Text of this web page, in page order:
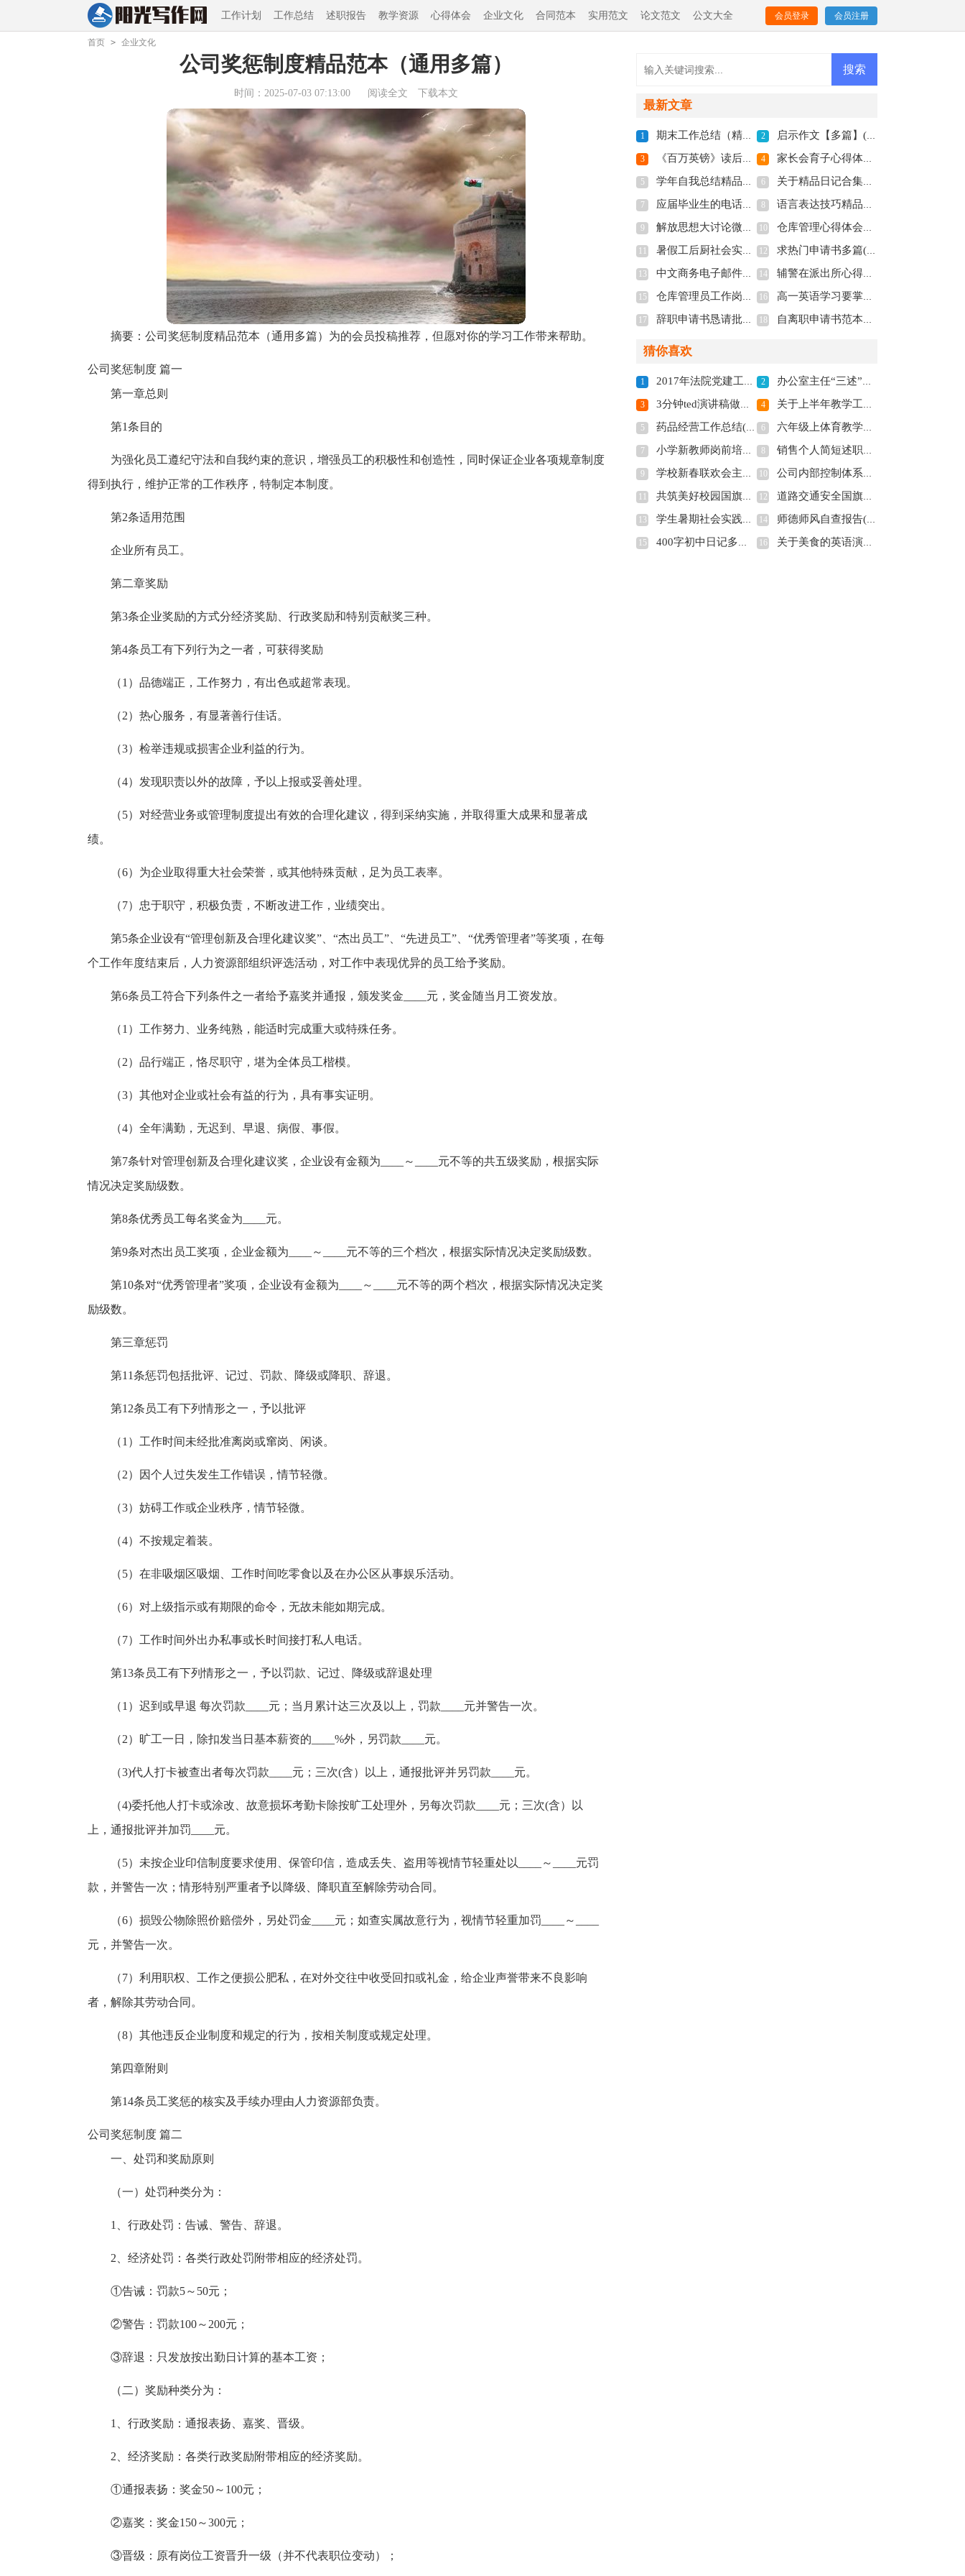
工作计划 工作总结 述职报告 教学资源 心得体会 企业文化 合同范本 实用范文 论文范文 公文大全 会员登录 会员注册
首页 > 企业文化
公司奖惩制度精品范本（通用多篇）
时间：2025-07-03 07:13:00 阅读全文 下载本文
摘要：公司奖惩制度精品范本（通用多篇）为的会员投稿推荐，但愿对你的学习工作带来帮助。
公司奖惩制度 篇一
第一章总则
第1条目的
为强化员工遵纪守法和自我约束的意识，增强员工的积极性和创造性，同时保证企业各项规章制度
得到执行，维护正常的工作秩序，特制定本制度。
第2条适用范围
企业所有员工。
第二章奖励
第3条企业奖励的方式分经济奖励、行政奖励和特别贡献奖三种。
第4条员工有下列行为之一者，可获得奖励
（1）品德端正，工作努力，有出色或超常表现。
（2）热心服务，有显著善行佳话。
（3）检举违规或损害企业利益的行为。
（4）发现职责以外的故障，予以上报或妥善处理。
（5）对经营业务或管理制度提出有效的合理化建议，得到采纳实施，并取得重大成果和显著成
绩。
（6）为企业取得重大社会荣誉，或其他特殊贡献，足为员工表率。
（7）忠于职守，积极负责，不断改进工作，业绩突出。
第5条企业设有“管理创新及合理化建议奖”、“杰出员工”、“先进员工”、“优秀管理者”等奖项，在每
个工作年度结束后，人力资源部组织评选活动，对工作中表现优异的员工给予奖励。
第6条员工符合下列条件之一者给予嘉奖并通报，颁发奖金____元，奖金随当月工资发放。
（1）工作努力、业务纯熟，能适时完成重大或特殊任务。
（2）品行端正，恪尽职守，堪为全体员工楷模。
（3）其他对企业或社会有益的行为，具有事实证明。
（4）全年满勤，无迟到、早退、病假、事假。
第7条针对管理创新及合理化建议奖，企业设有金额为____～____元不等的共五级奖励，根据实际
情况决定奖励级数。
第8条优秀员工每名奖金为____元。
第9条对杰出员工奖项，企业金额为____～____元不等的三个档次，根据实际情况决定奖励级数。
第10条对“优秀管理者”奖项，企业设有金额为____～____元不等的两个档次，根据实际情况决定奖
励级数。
第三章惩罚
第11条惩罚包括批评、记过、罚款、降级或降职、辞退。
第12条员工有下列情形之一，予以批评
（1）工作时间未经批准离岗或窜岗、闲谈。
（2）因个人过失发生工作错误，情节轻微。
（3）妨碍工作或企业秩序，情节轻微。
（4）不按规定着装。
（5）在非吸烟区吸烟、工作时间吃零食以及在办公区从事娱乐活动。
（6）对上级指示或有期限的命令，无故未能如期完成。
（7）工作时间外出办私事或长时间接打私人电话。
第13条员工有下列情形之一，予以罚款、记过、降级或辞退处理
（1）迟到或早退 每次罚款____元；当月累计达三次及以上，罚款____元并警告一次。
（2）旷工一日，除扣发当日基本薪资的____%外，另罚款____元。
（3)代人打卡被查出者每次罚款____元；三次(含）以上，通报批评并另罚款____元。
（4)委托他人打卡或涂改、故意损坏考勤卡除按旷工处理外，另每次罚款____元；三次(含）以
上，通报批评并加罚____元。
（5）未按企业印信制度要求使用、保管印信，造成丢失、盗用等视情节轻重处以____～____元罚
款，并警告一次；情形特别严重者予以降级、降职直至解除劳动合同。
（6）损毁公物除照价赔偿外，另处罚金____元；如查实属故意行为，视情节轻重加罚____～____
元，并警告一次。
（7）利用职权、工作之便损公肥私，在对外交往中收受回扣或礼金，给企业声誉带来不良影响
者，解除其劳动合同。
（8）其他违反企业制度和规定的行为，按相关制度或规定处理。
第四章附则
第14条员工奖惩的核实及手续办理由人力资源部负责。
公司奖惩制度 篇二
一、处罚和奖励原则
（一）处罚种类分为：
1、行政处罚：告诫、警告、辞退。
2、经济处罚：各类行政处罚附带相应的经济处罚。
①告诫：罚款5～50元；
②警告：罚款100～200元；
③辞退：只发放按出勤日计算的基本工资；
（二）奖励种类分为：
1、行政奖励：通报表扬、嘉奖、晋级。
2、经济奖励：各类行政奖励附带相应的经济奖励。
①通报表扬：奖金50～100元；
②嘉奖：奖金150～300元；
③晋级：原有岗位工资晋升一级（并不代表职位变动）；
最新文章
1 期末工作总结（精彩多篇）(全文共5521字) 2 启示作文【多篇】(全文共1400字)
3 《百万英镑》读后感精品多篇(全文共5067字) 4 家长会育子心得体会优质多篇(全文共7714字)
5 学年自我总结精品精彩多篇(全文共8656字) 6 关于精品日记合集多篇(全文共4526字)
7 应届毕业生的电话面试技巧分享(全文共3555字) 8 语言表达技巧精品多篇(全文共9049字)
9 解放思想大讨论微党课讲稿(全文共1336字) 10 仓库管理心得体会（合集6篇）(全文共11031字)
暑假工后厨社会实践报告新版多篇(全文共8094字) 12 求热门申请书多篇(全文共3968字)
13 中文商务电子邮件格式（通用多篇）(全文共2381字) 14 辅警在派出所心得体会多篇(全文共7685字)
15 仓库管理员工作岗位职责（精品多篇）(全文共1764字) 16 高一英语学习要掌握哪些部分(全文共959字)
17 辞职申请书恳请批准【精品多篇】(全文共1993字) 18 自离职申请书范本多篇(全文共4524字)
猜你喜欢
1 2017年法院党建工作总结范文_法院党建工作总结2017(全文共5784字) 2 办公室主任“三述”报告(全文共2002字)
3 3分钟ted演讲稿做自己多篇(全文共5020字) 4 关于上半年教学工作总结汇编七篇(全文共11588字)
5 药品经营工作总结(精选多篇)(全文共8098字) 6 六年级上体育教学计划(全文共3486字)
7 小学新教师岗前培训心得工作总结(全文共4085字) 8 销售个人简短述职报告6篇(全文共8491字)
9 学校新春联欢会主持词(全文共7103字) 10 公司内部控制体系评价报告(全文共6454字)
共筑美好校园国旗下讲话稿(全文共4366字) 12 道路交通安全国旗下演讲话稿(全文共2634字)
13 学生暑期社会实践总结(全文共21451字) 14 师德师风自查报告(全文共10969字)
15 400字初中日记多篇(全文共2944字) 16 关于美食的英语演讲稿多篇(全文共1078字)